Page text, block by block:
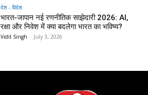
देश - विदेश
भारत-जापान नई रणनीतिक साझेदारी 2026: AI,
रक्षा और निवेश में क्या बदलेगा भारत का भविष्य?
Vidit Singh - July 3, 2026